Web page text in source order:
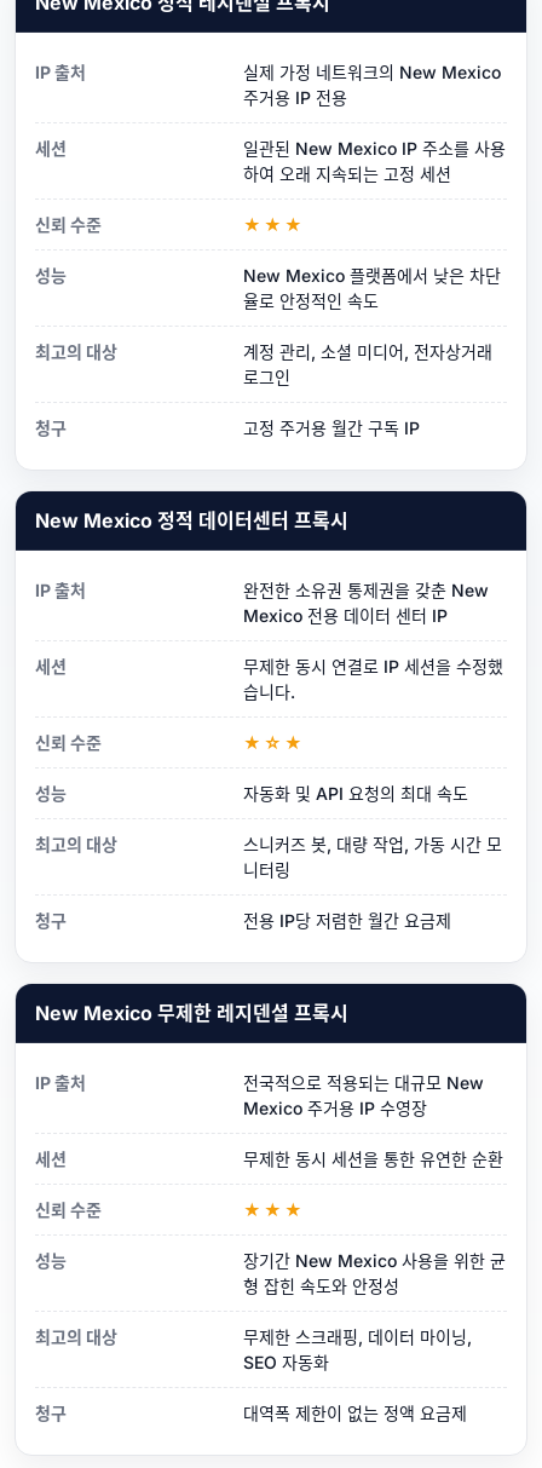
IP 출처
실제 가정 네트워크의 New Mexico
주거용 IP 전용
세션
일관된 New Mexico IP 주소를 사용
하여 오래 지속되는 고정 세션
신뢰 수준 ★★★
성능
New Mexico 플랫폼에서 낮은 차단
율로 안정적인 속도
최고의 대상
계정 관리, 소셜 미디어, 전자상거래
로그인
청구 고정 주거용 월간 구독 IP
New Mexico 정적 데이터센터 프록시
IP 출처
완전한 소유권 통제권을 갖춘 New
Mexico 전용 데이터 센터 IP
세션
무제한 동시 연결로 IP 세션을 수정했
습니다.
신뢰 수준 ★☆★
성능 자동화 및 API 요청의 최대 속도
최고의 대상
스니커즈 봇, 대량 작업, 가동 시간 모
니터링
청구 전용 IP당 저렴한 월간 요금제
New Mexico 무제한 레지덴셜 프록시
IP 출처
전국적으로 적용되는 대규모 New
Mexico 주거용 IP 수영장
세션 무제한 동시 세션을 통한 유연한 순환
신뢰 수준 ★★★
성능
장기간 New Mexico 사용을 위한 균
형 잡힌 속도와 안정성
최고의 대상
무제한 스크래핑, 데이터 마이닝,
SEO 자동화
청구 대역폭 제한이 없는 정액 요금제